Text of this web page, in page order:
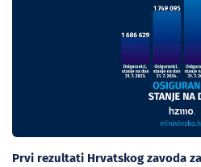
Prvi rezultati Hrvatskog zavoda